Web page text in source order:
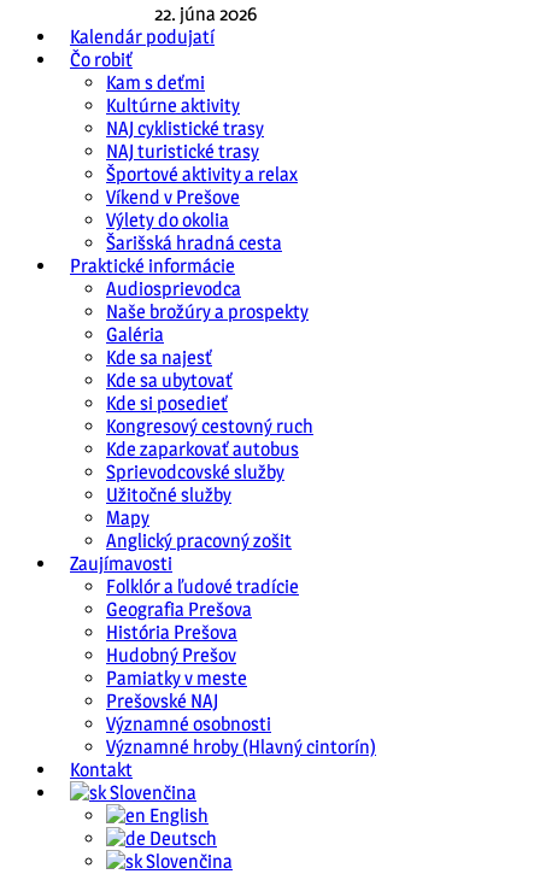
22. júna 2026
Kalendár podujatí
Čo robiť
Kam s deťmi
Kultúrne aktivity
NAJ cyklistické trasy
NAJ turistické trasy
Športové aktivity a relax
Víkend v Prešove
Výlety do okolia
Šarišská hradná cesta
Praktické informácie
Audiosprievodca
Naše brožúry a prospekty
Galéria
Kde sa najesť
Kde sa ubytovať
Kde si posedieť
Kongresový cestovný ruch
Kde zaparkovať autobus
Sprievodcovské služby
Užitočné služby
Mapy
Anglický pracovný zošit
Zaujímavosti
Folklór a ľudové tradície
Geografia Prešova
História Prešova
Hudobný Prešov
Pamiatky v meste
Prešovské NAJ
Významné osobnosti
Významné hroby (Hlavný cintorín)
Kontakt
Slovenčina
English
Deutsch
Slovenčina